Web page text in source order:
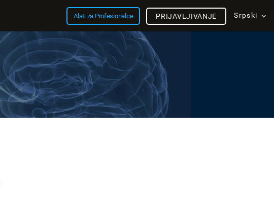
Alati za Profesionalce Srpski
PRIJAVLJIVANJE